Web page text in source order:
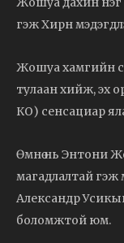
гэж Хирн
Жошуа хамгийн
тулаан хийж, эх
КО) сенсациар
Өмнө нь Энтони
магадлалтай гэж
Александр
боломжтой юм.